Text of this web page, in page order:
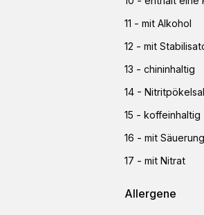
11 - mit Alkohol
12 - mit
13 - chininhaltig
14 -
15 - koffeinhaltig
16 - mit
17 - mit Nitrat
Allergene